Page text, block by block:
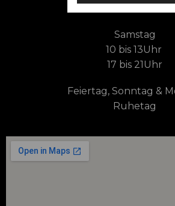
Samstag
10 bis 13Uhr
17 bis 21Uhr
Feiertag, Sonntag &
Ruhetag